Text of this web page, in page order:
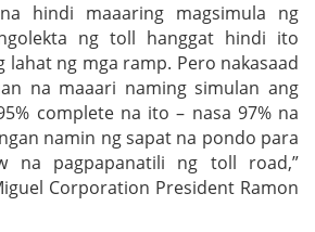
hindi maaaring magsimula ng
ng toll hanggat hindi ito
lahat ng mga ramp. Pero nakasaad
na maaari naming simulan ang
complete na ito – nasa 97% na
namin ng sapat na pondo para
na pagpapanatili ng toll road,”
Corporation President Ramon